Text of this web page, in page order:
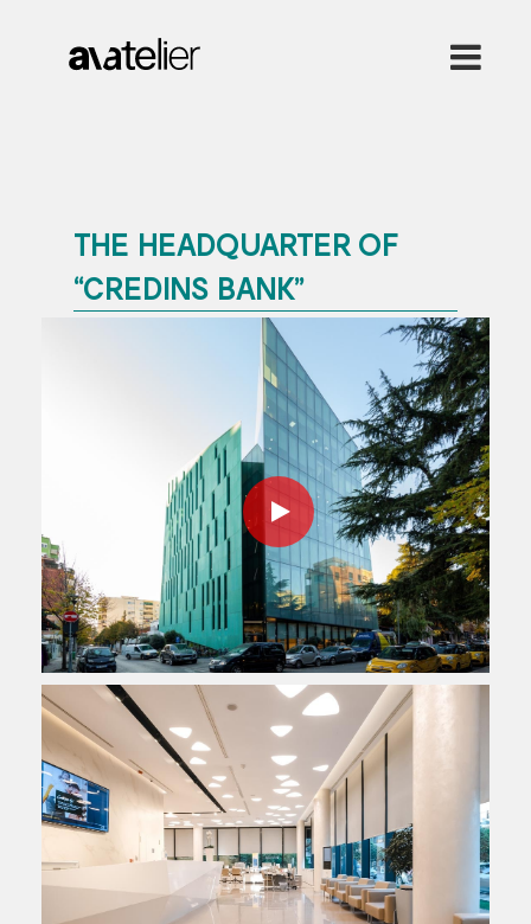
THE HEADQUARTER OF
“CREDINS BANK”